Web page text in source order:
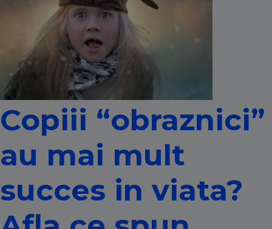
Copiii “obraznici”
au mai mult
succes in viata?